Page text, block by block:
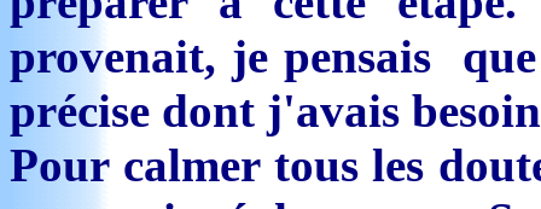
provenait, je pensais
précise dont j'avais
Pour calmer tous les